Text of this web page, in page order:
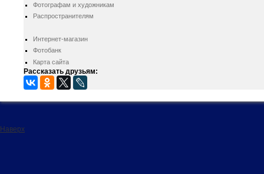
Фотографам и художникам
Распространителям
Интернет-магазин
Фотобанк
Карта сайта
Рассказать друзьям:
Наверх